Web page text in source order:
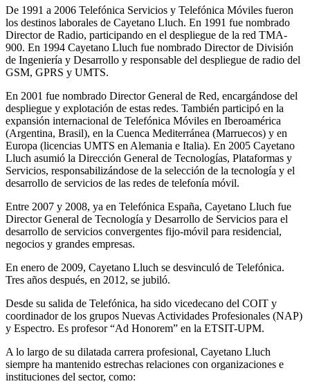
De 1991 a 2006 Telefónica Servicios y Telefónica Móviles fueron
los destinos laborales de Cayetano Lluch. En 1991 fue nombrado
Director de Radio, participando en el despliegue de la red TMA-
900. En 1994 Cayetano Lluch fue nombrado Director de División
de Ingeniería y Desarrollo y responsable del despliegue de radio del
GSM, GPRS y UMTS.
En 2001 fue nombrado Director General de Red, encargándose del
despliegue y explotación de estas redes. También participó en la
expansión internacional de Telefónica Móviles en Iberoamérica
(Argentina, Brasil), en la Cuenca Mediterránea (Marruecos) y en
Europa (licencias UMTS en Alemania e Italia). En 2005 Cayetano
Lluch asumió la Dirección General de Tecnologías, Plataformas y
Servicios, responsabilizándose de la selección de la tecnología y el
desarrollo de servicios de las redes de telefonía móvil.
Entre 2007 y 2008, ya en Telefónica España, Cayetano Lluch fue
Director General de Tecnología y Desarrollo de Servicios para el
desarrollo de servicios convergentes fijo-móvil para residencial,
negocios y grandes empresas.
En enero de 2009, Cayetano Lluch se desvinculó de Telefónica.
Tres años después, en 2012, se jubiló.
Desde su salida de Telefónica, ha sido vicedecano del COIT y
coordinador de los grupos Nuevas Actividades Profesionales (NAP)
y Espectro. Es profesor “Ad Honorem” en la ETSIT-UPM.
A lo largo de su dilatada carrera profesional, Cayetano Lluch
siempre ha mantenido estrechas relaciones con organizaciones e
instituciones del sector, como: